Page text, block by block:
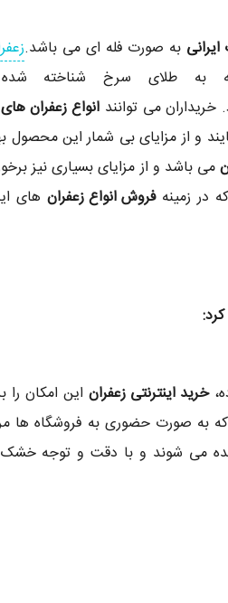
به صورت فله ای می باشد.
طلای سرخ شناخته
می توانند انواع زعفران
و از مزایای بی شمار این محصول
می باشد و از مزایای بسیاری نیز
در زمینهفروش انواع زعفران های
خرید اینترنتی زعفران این امکان را
که به صورت حضوری به فروشگاه ها
می شوند و با دقت و توجه